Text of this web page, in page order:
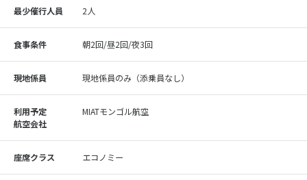
最少催行人員 2人
食事条件 朝2回/昼2回/夜3回
現地係員 現地係員のみ（添乗員なし）
利用予定
航空会社
MIATモンゴル航空
座席クラス エコノミー